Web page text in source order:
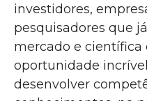
investidores,
pesquisadores que
mercado e científica
oportunidade
desenvolver